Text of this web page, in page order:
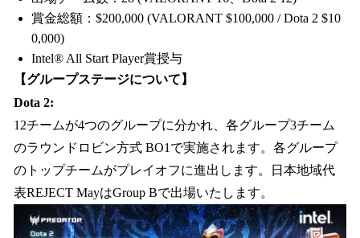
賞金総額：$200,000 (VALORANT $100,000 / Dota 2 $10
0,000)
Intel® All Start Player賞授与
【グループステージについて】
Dota 2:
12チームが4つのグループに分かれ、各グループ3チーム
のラウンドロビン方式 BO1で実施されます。各グループ
のトップチームがプレイオフに進出します。日本地域代
表REJECT MayはGroup Bで出場いたします。